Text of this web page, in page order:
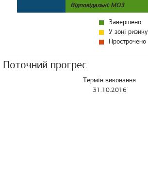
Відповідальні: МОЗ
Завершено
У зоні ризику
Прострочено
Поточний прогрес
Термін виконання
31.10.2016